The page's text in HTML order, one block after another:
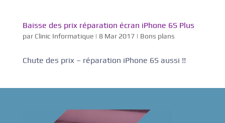
Baisse des prix réparation écran iPhone 6S Plus
par Clinic Informatique| 8 Mar 2017| Bons plans
Chute des prix – réparation iPhone 6S aussi !!